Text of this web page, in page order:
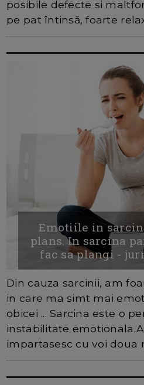
posibile defecte si
pe pat întinsă, foarte
Emotiile in
plans. In sarcina
fac sa plangi -
Din cauza sarcinii, am
in care ma simt mai
obicei ... Sarcina este o
instabilitate
impartasesc cu voi doua